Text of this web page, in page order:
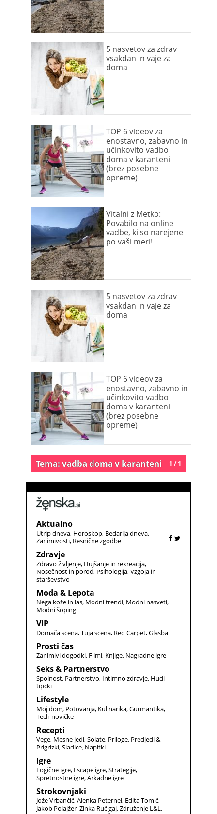
5 nasvetov za zdrav
vsakdan in vaje za
doma
TOP 6 videov za
enostavno, zabavno in
učinkovito vadbo
doma v karanteni
(brez posebne
opreme)
Vitalni z Metko:
Povabilo na online
vadbe, ki so narejene
po vaši meri!
5 nasvetov za zdrav
vsakdan in vaje za
doma
TOP 6 videov za
enostavno, zabavno in
učinkovito vadbo
doma v karanteni
(brez posebne
opreme)
1 / 1
Tema: vadba doma v karanteni
Aktualno
Utrip dneva Horoskop Bedarija dneva
Zanimivosti Resnične zgodbe
Zdravje
Zdravo življenje Hujšanje in rekreacija
Nosečnost in porod Psihologija Vzgoja in
starševstvo
Moda & Lepota
Nega kože in las Modni trendi Modni nasveti
Modni šoping
VIP
Domača scena Tuja scena Red Carpet Glasba
Prosti čas
Zanimivi dogodki Filmi Knjige Nagradne igre
Seks & Partnerstvo
Spolnost Partnerstvo Intimno zdravje Hudi
tipčki
Lifestyle
Moj dom Potovanja Kulinarika Gurmantika
Tech novičke
Recepti
Vege Mesne jedi Solate Priloge Predjedi &
Prigrizki Sladice Napitki
Igre
Logične igre Escape igre Strategije
Spretnostne igre Arkadne igre
Strokovnjaki
Jože Vrbančič Alenka Peternel Edita Tomič
Jakob Polajžer Zinka Ručigaj Združenje L&L